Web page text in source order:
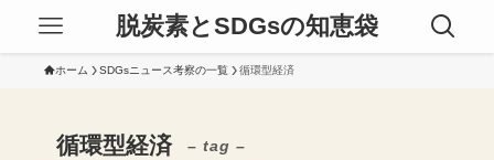
脱炭素とSDGsの知恵袋
ホーム SDGsニュース考察の一覧 循環型経済
循環型経済 – tag –